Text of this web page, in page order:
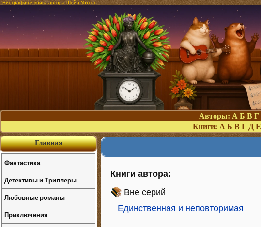
Биография и книги автора Шейн Уотсон
Авторы: А Б В Г
Книги: А Б В Г Д Е
Книги автора:
Вне серий
Единственная и неповторимая
Главная
Фантастика
Детективы и Триллеры
Любовные романы
Приключения